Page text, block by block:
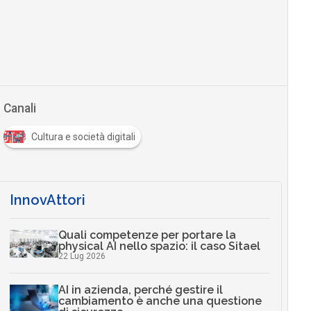
Canali
Cultura e società digitali
InnovAttori
Quali competenze per portare la
physical AI nello spazio: il caso Sitael
22 Lug 2026
AI in azienda, perché gestire il
cambiamento è anche una questione